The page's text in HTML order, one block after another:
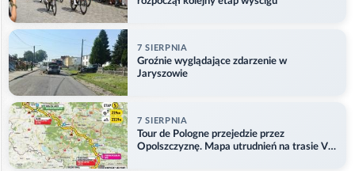
7 SIERPNIA
Groźnie wyglądające zdarzenie w
Jaryszowie
7 SIERPNIA
Tour de Pologne przejedzie przez
Opolszczyznę. Mapa utrudnień na trasie V